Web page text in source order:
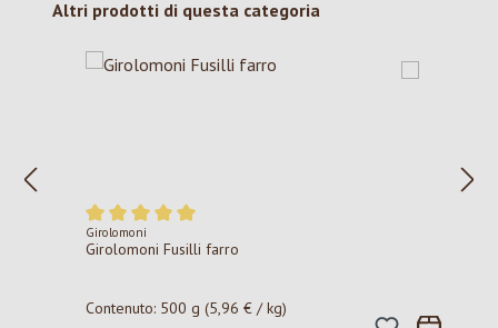
Salta la galleria dei prodotti
Altri prodotti di questa categoria
Valutazione media di 5 su 5 stelle
Girolomoni
Girolomoni Fusilli farro
Contenuto: 500 g(5,96 € / kg)